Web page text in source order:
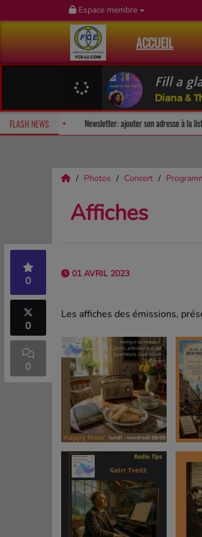
Espace membre
ACCUEIL
Fill a
Diana &
FLASH NEWSFan Releases & Merch Newsletter: ajouter
Photos Concert
Affiches
0
0
0
01 AVRIL 2023
Les affiches des émissions,